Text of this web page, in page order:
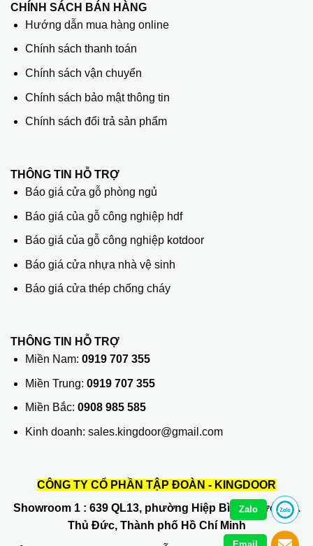
CHÍNH SÁCH BÁN HÀNG
Hướng dẫn mua hàng online
Chính sách thanh toán
Chính sách vận chuyển
Chính sách bảo mật thông tin
Chính sách đổi trả sản phẩm
THÔNG TIN HỖ TRỢ
Báo giá cửa gỗ phòng ngủ
Báo giá của gỗ công nghiệp hdf
Báo giá của gỗ công nghiệp kotdoor
Báo giá cửa nhựa nhà vệ sinh
Báo giá cửa thép chống cháy
THÔNG TIN HỖ TRỢ
Miền Nam: 0919 707 355
Miền Trung: 0919 707 355
Miền Bắc: 0908 985 585
Kinh doanh: sales.kingdoor@gmail.com
CÔNG TY CỔ PHẦN TẬP ĐOÀN - KINGDOOR
Showroom 1: 639 QL13, phường Hiệp Bình Phước, Q.
Thủ Đức, Thành phố Hồ Chí Minh
Zalo